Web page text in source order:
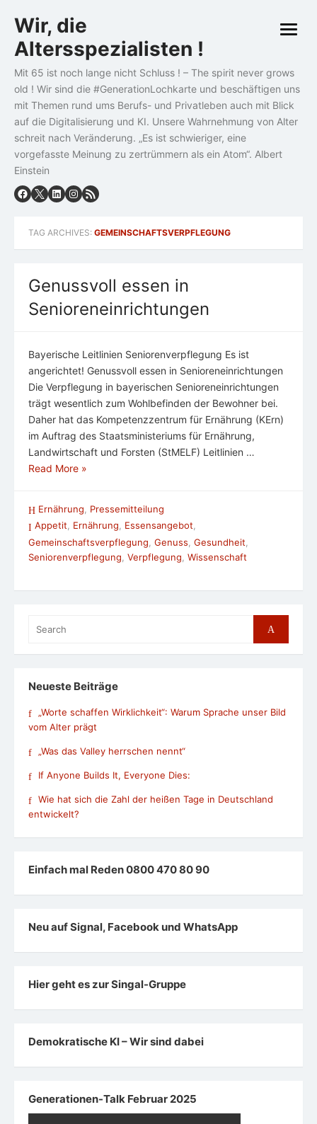
to
content
Wir, die
Altersspezialisten !
Mit 65 ist noch lange nicht Schluss ! – The spirit never grows
old ! Wir sind die #GenerationLochkarte und beschäftigen uns
mit Themen rund ums Berufs- und Privatleben auch mit Blick
auf die Digitalisierung und KI. Unsere Wahrnehmung von Alter
schreit nach Veränderung. „Es ist schwieriger, eine
vorgefasste Meinung zu zertrümmern als ein Atom“. Albert
Einstein
open
TAG ARCHIVES: GEMEINSCHAFTSVERPFLEGUNG
Genussvoll essen in
Senioreneinrichtungen
Bayerische Leitlinien Seniorenverpflegung Es ist
angerichtet! Genussvoll essen in Senioreneinrichtungen
Die Verpflegung in bayerischen Senioreneinrichtungen
trägt wesentlich zum Wohlbefinden der Bewohner bei.
Daher hat das Kompetenzzentrum für Ernährung (KErn)
im Auftrag des Staatsministeriums für Ernährung,
Landwirtschaft und Forsten (StMELF) Leitlinien …
Read More »
Ernährung
Pressemitteilung
Appetit, Ernährung, Essensangebot,
Gemeinschaftsverpflegung Genuss Gesundheit
Seniorenverpflegung Verpflegung Wissenschaft
for:
Search
Neueste Beiträge
„Worte schaffen Wirklichkeit“: Warum Sprache unser Bild
vom Alter prägt
„Was das Valley herrschen nennt“
If Anyone Builds It, Everyone Dies:
Wie hat sich die Zahl der heißen Tage in Deutschland
entwickelt?
Einfach mal Reden 0800 470 80 90
Neu auf Signal, Facebook und WhatsApp
Hier geht es zur Singal-Gruppe
Demokratische KI – Wir sind dabei
Generationen-Talk Februar 2025